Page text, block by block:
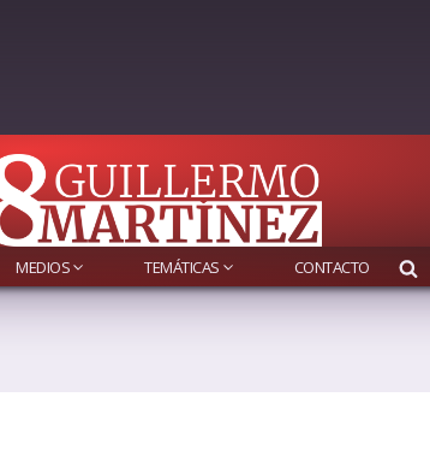
MEDIOS TEMÁTICAS CONTACTO